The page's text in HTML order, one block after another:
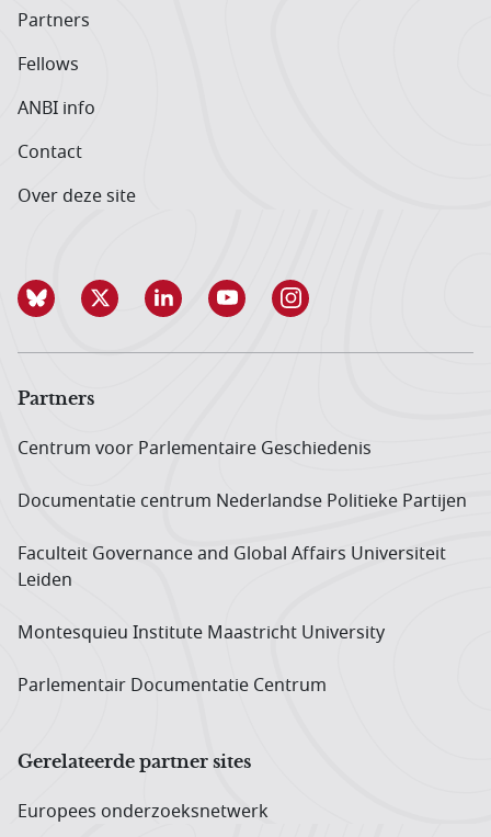
Partners
Fellows
ANBI info
Contact
Over deze site
Partners
Centrum voor Parlementaire Geschiedenis
Documentatie centrum Neder­landse Politieke Partijen
Faculteit Governance and Global Affairs Universiteit
Leiden
Montesquieu Institute Maastricht University
Parlementair Documentatie Centrum
Gerelateerde partner sites
Europees onderzoeks­netwerk